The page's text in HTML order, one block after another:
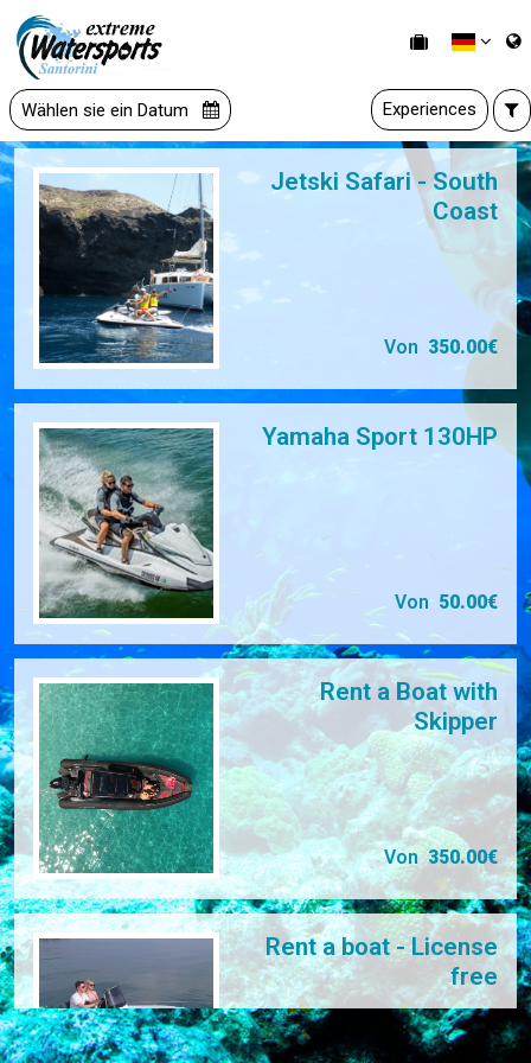
Wählen sie ein Datum Experiences
Jetski Safari - South
Coast
Von 350.00€
Yamaha Sport 130HP
Von 50.00€
Rent a Boat with
Skipper
Von 350.00€
Rent a boat - License
free